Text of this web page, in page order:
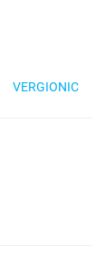
VERGIONIC